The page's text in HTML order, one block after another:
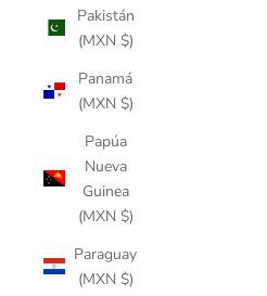
Pakistán
(MXN $)
Panamá
(MXN $)
Papúa
Nueva
Guinea
(MXN $)
Paraguay
(MXN $)